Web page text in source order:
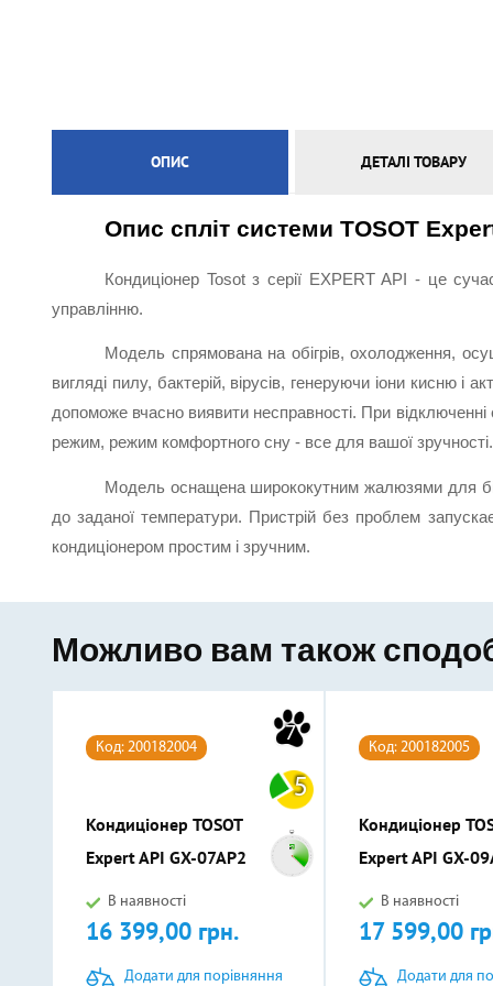
ОПИС ДЕТАЛІ ТОВАРУ
Опис спліт системи TOSOT
Кондиціонер Tosot з серії EXPERT API - це
управлінню.
Модель спрямована на обігрів, охолодження,
вигляді пилу, бактерій, вірусів, генеруючи іони кисню
допоможе вчасно виявити несправності. При
режим, режим комфортного сну - все для вашої зручності.
Модель оснащена ширококутним жалюзями для
до заданої температури. Пристрій без проблем
кондиціонером простим і зручним.
Можливо вам також
7
5
Код: 200182004
Кондиціонер TOSOT
Expert API GX-07AP2
В наявності
Ціна
16 399,00 грн.
Додати для порівняння
Код: 200182005
Кондиціонер
Expert API GX-
В наявності
Ціна
17 599,00
Додати для